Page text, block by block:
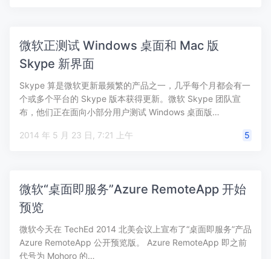
微软正测试 Windows 桌面和 Mac 版
Skype 新界面
Skype 算是微软更新最频繁的产品之一，几乎每个月都会有一
个或多个平台的 Skype 版本获得更新。微软 Skype 团队宣
布，他们正在面向小部分用户测试 Windows 桌面版…
2014 年 5 月 23 日, 7:21 上午 5
微软“桌面即服务”Azure RemoteApp 开始
预览
微软今天在 TechEd 2014 北美会议上宣布了“桌面即服务”产品
Azure RemoteApp 公开预览版。 Azure RemoteApp 即之前
代号为 Mohoro 的…